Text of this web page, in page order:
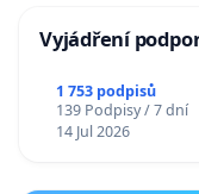
Vyjádření
1 753 podpisů
139 Podpisy / 7 dní
14 Jul 2026